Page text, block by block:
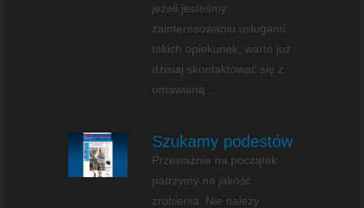
jeżeli jesteśmy
zainteresowaniu usługami
takich opiekunek, warto już
dzisiaj skontaktować się z
omawianą...
Szukamy podestów
Przeważnie na początek
patrzymy na jakość
zrobienia. Nie należy